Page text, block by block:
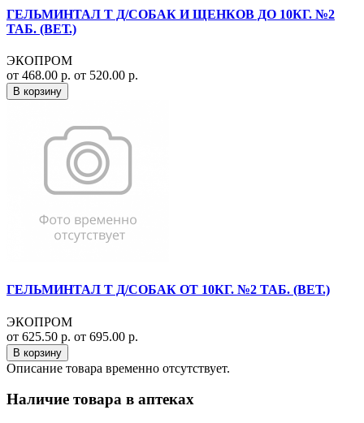
ГЕЛЬМИНТАЛ Т Д/СОБАК И ЩЕНКОВ ДО 10КГ. №2
ТАБ. (ВЕТ.)
ЭКОПРОМ
от 468.00 р. от 520.00 р.
В корзину
ГЕЛЬМИНТАЛ Т Д/СОБАК ОТ 10КГ. №2 ТАБ. (ВЕТ.)
ЭКОПРОМ
от 625.50 р. от 695.00 р.
В корзину
Описание товара временно отсутствует.
Наличие товара в аптеках